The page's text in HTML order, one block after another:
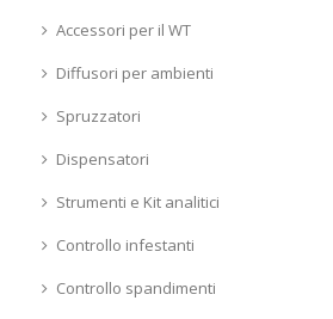
Accessori per il WT
Diffusori per ambienti
Spruzzatori
Dispensatori
Strumenti e Kit analitici
Controllo infestanti
Controllo spandimenti